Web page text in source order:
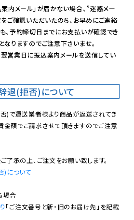
案内メール」が届かない場合、”迷惑メー
ご確認いただいたのち、お早めにご連絡
、予約締切日までにお支払いが確認でき
なりますのでご注意下さいませ。
営業日に振込案内メールを送信してい
退(拒否)について
)で運送業者様より商品が返送されてき
額でご請求させて頂きますのでご注意
)について
「ご注文番号と新・旧のお届け先」を記載